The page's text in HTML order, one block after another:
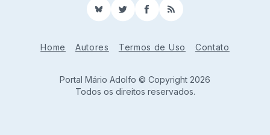
BlueSkyTwitterFacebook
RSS
Home Autores Termos de Uso Contato
Portal Mário Adolfo © Copyright 2026
Todos os direitos reservados.